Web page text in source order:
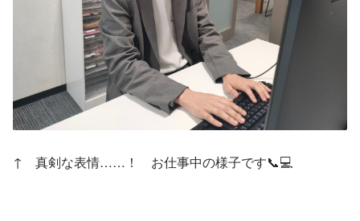
↑　真剣な表情……！　お仕事中の様子です📞💻️